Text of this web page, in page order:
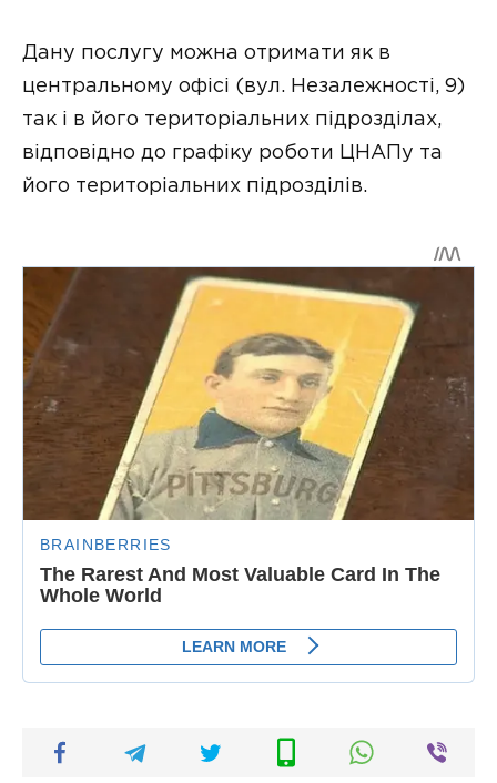
Дану послугу можна отримати як в
центральному офісі (вул. Незалежності, 9)
так і в його територіальних підрозділах,
відповідно до графіку роботи ЦНАПу та
його територіальних підрозділів.